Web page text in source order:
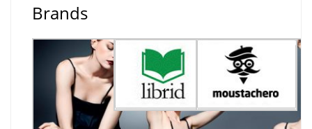
Brands